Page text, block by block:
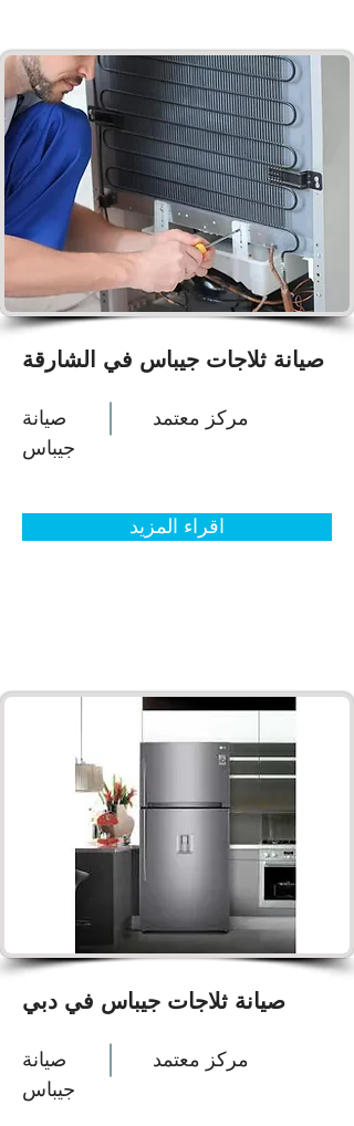
صيانة ثلاجات جيباس في الشارقة
صيانة
جيباس
مركز معتمد
اقراء المزيد
صيانة ثلاجات جيباس في دبي
صيانة
جيباس
مركز معتمد